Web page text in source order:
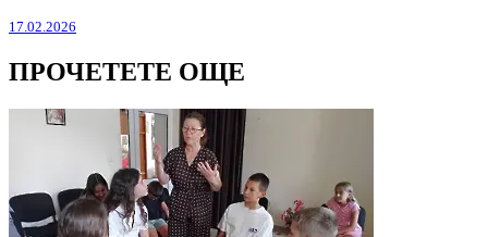
17.02.2026
ПРОЧЕТЕТЕ ОЩЕ